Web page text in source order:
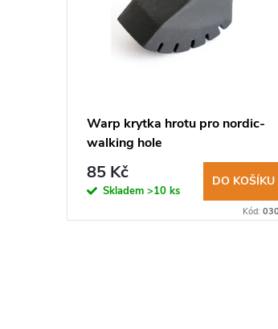
Warp krytka hrotu pro nordic-
walking hole
85 Kč
Skladem >10 ks
DO KOŠÍKU
Kód: